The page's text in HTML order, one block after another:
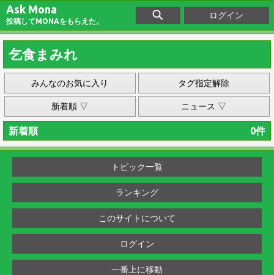
Ask Mona
投稿してMONAをもらえた。
ログイン
乞食まみれ
みんなのお気に入り タグ指定解除
新着順 ▽ ニュース ▽
新着順 0件
トピック一覧
ランキング
このサイトについて
ログイン
一番上に移動